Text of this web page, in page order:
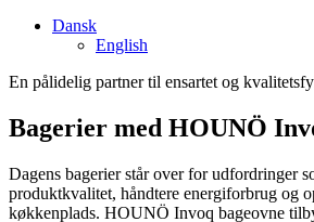
Dansk
English
En pålidelig partner til ensartet og
Bagerier med HOUNÖ
Dagens bagerier står over for udfordringer
produktkvalitet, håndtere energiforbrug og
køkkenplads. HOUNÖ Invoq bageovne